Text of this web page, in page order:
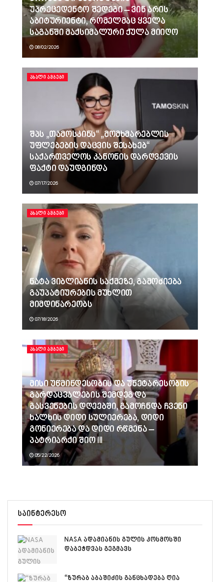
უპრეცედენტო შედეგი – ვინ არის
აბიტურიენტი, რომელმაც ყველა
საგანში მაქსიმალური ქულა მიიღო
08/02/2026
ᲐᲮᲐᲚᲘ ᲐᲛᲑᲔᲑᲘ
შპს „თამოსკინს“ „მომხმარებლის
უფლებების დაცვის შესახებ“
საქართველოს კანონის დარღვევის
ფაქტი დაუდგინდა
07/17/2026
ᲐᲮᲐᲚᲘ ᲐᲛᲑᲔᲑᲘ
ნატა ვიბლიანის საქმეზე, გამოძიება
გაუპატიურების მუხლით
მიმდინარეობს
07/18/2026
ᲐᲮᲐᲚᲘ ᲐᲛᲑᲔᲑᲘ
მისი უწმინდესობის და უნეტარესობის
გარდაცვალების შემდეგ და
გასვენების დღეებში, გამოჩნდა ჩვენი
ხალხის დიდი სულიერება, დიდი
გონიერება და დიდი რწმენა –
პატრიარქი შიო III
05/22/2026
საინტერესო
NASA ადამიანის გულის კოსმოსში
დაბეჭდვას გეგმავს
“ზურაბ აბაშიძის განცხადება ღია